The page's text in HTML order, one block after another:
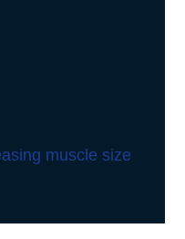
muscle size